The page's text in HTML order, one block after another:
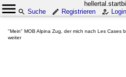
Suche
Registrieren Login
"Mein" MOB Alpina Zug, der mich nach Les Cases
weiter